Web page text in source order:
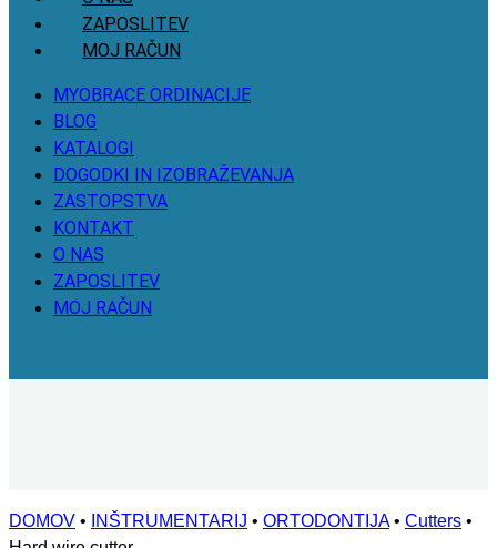
ZAPOSLITEV
MOJ RAČUN
MYOBRACE ORDINACIJE
BLOG
KATALOGI
DOGODKI IN IZOBRAŽEVANJA
ZASTOPSTVA
KONTAKT
O NAS
ZAPOSLITEV
MOJ RAČUN
DOMOV • INŠTRUMENTARIJ • ORTODONTIJA• Cutters •